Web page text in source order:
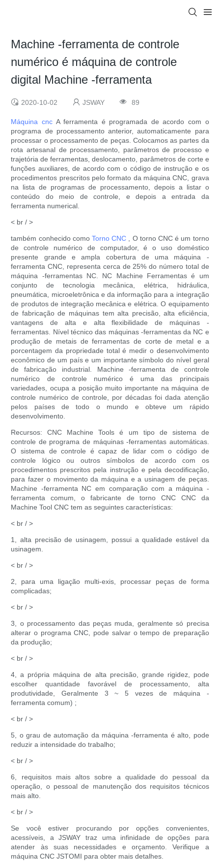
Machine -ferramenta de controle
numérico é máquina de controle
digital Machine -ferramenta
2020-10-02 JSWAY 89
Máquina cnc A ferramenta é programada de acordo com o
programa de processamento anterior, automaticamente para
processar o processamento de peças. Colocamos as partes da
rota artesanal de processamento, parâmetros de processo e
trajetória de ferramentas, deslocamento, parâmetros de corte e
funções auxiliares, de acordo com o código de instrução e os
procedimentos prescritos pelo formato da máquina CNC, grava
na lista de programas de processamento, depois a listar o
conteúdo do meio de controle, e depois a entrada da
ferramenta numerical.
< br / >
também conhecido como Torno CNC , O torno CNC é um torno
de controle numérico de computador, é o uso doméstico
presente grande e ampla cobertura de uma máquina -
ferramenta CNC, representa cerca de 25% do número total de
máquina -ferramentas NC. NC Machine Ferramentas é um
conjunto de tecnologia mecânica, elétrica, hidráulica,
pneumática, microeletrônica e da informação para a integração
de produtos de integração mecânica e elétrica. O equipamento
de fabricação de máquinas tem alta precisão, alta eficiência,
vantagens de alta e alta flexibilidade de máquinas -
ferramentas. Nível técnico das máquinas -ferramentas da NC e
produção de metais de ferramentas de corte de metal e a
porcentagem da propriedade total é medir o desenvolvimento
econômico de um país e um importante símbolo do nível geral
de fabricação industrial. Machine -ferramenta de controle
numérico de controle numérico é uma das principais
variedades, ocupa a posição muito importante na máquina de
controle numérico de controle, por décadas foi dada atenção
pelos países de todo o mundo e obteve um rápido
desenvolvimento.
Recursos: CNC Machine Tools é um tipo de sistema de
controle de programa de máquinas -ferramentas automáticas.
O sistema de controle é capaz de lidar com o código de
controle lógico ou outros símbolos de acordo com os
procedimentos prescritos pela instrução e pela decodificação,
para fazer o movimento da máquina e a usinagem de peças.
Machine -ferramenta NC em comparação com a máquina -
ferramenta comum, o fabricante de torno CNC CNC da
Machine Tool CNC tem as seguintes características:
< br / >
1, alta precisão de usinagem, possui a qualidade estável da
usinagem.
< br / >
2, para uma ligação multi-exis, processar peças de forma
complicadas;
< br / >
3, o processamento das peças muda, geralmente só precisa
alterar o programa CNC, pode salvar o tempo de preparação
da produção;
< br / >
4, a própria máquina de alta precisão, grande rigidez, pode
escolher quantidade favorável de processamento, alta
produtividade, Geralmente 3 ~ 5 vezes de máquina -
ferramenta comum) ;
< br / >
5, o grau de automação da máquina -ferramenta é alto, pode
reduzir a intensidade do trabalho;
< br / >
6, requisitos mais altos sobre a qualidade do pessoal da
operação, o pessoal de manutenção dos requisitos técnicos
mais alto.
< br / >
Se você estiver procurando por opções convenientes,
acessíveis, a JSWAY traz uma infinidade de opções para
atender às suas necessidades e orçamento. Verifique a
máquina CNC JSTOMI para obter mais detalhes.